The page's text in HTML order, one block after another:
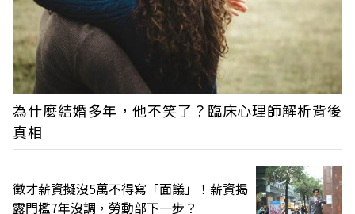
為什麼結婚多年，他不笑了？臨床心理師解析背後
真相
徵才薪資擬沒5萬不得寫「面議」！薪資揭
露門檻7年沒調，勞動部下一步？